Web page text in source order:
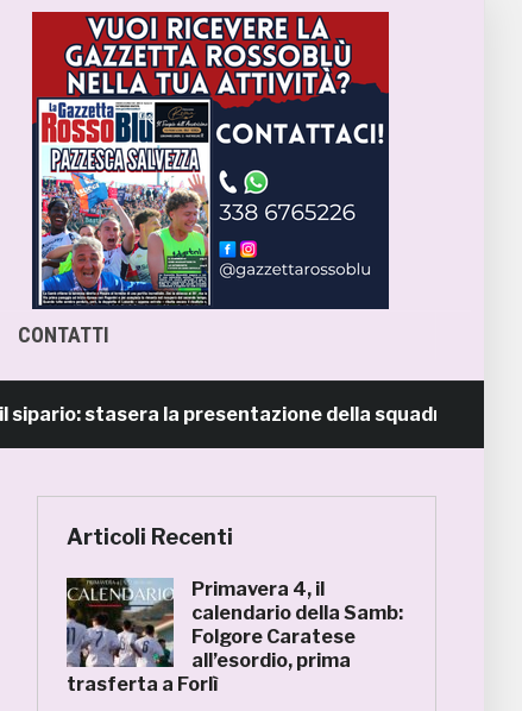
CONTATTI
stasera la presentazione della squadra in piazza
Articoli Recenti
Primavera 4, il
calendario della Samb:
Folgore Caratese
all’esordio, prima
trasferta a Forlì